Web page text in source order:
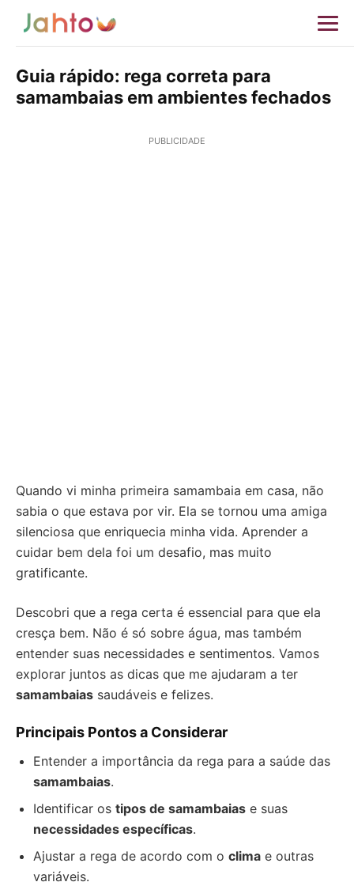
Guia rápido: rega correta para
samambaias em ambientes fechados
PUBLICIDADE
Quando vi minha primeira samambaia em casa, não
sabia o que estava por vir. Ela se tornou uma amiga
silenciosa que enriquecia minha vida. Aprender a
cuidar bem dela foi um desafio, mas muito
gratificante.
Descobri que a rega certa é essencial para que ela
cresça bem. Não é só sobre água, mas também
entender suas necessidades e sentimentos. Vamos
explorar juntos as dicas que me ajudaram a ter
samambaias saudáveis e felizes.
Principais Pontos a Considerar
Entender a importância da rega para a saúde das
samambaias.
Identificar os tipos de samambaias e suas
necessidades específicas.
Ajustar a rega de acordo com o clima e outras
variáveis.